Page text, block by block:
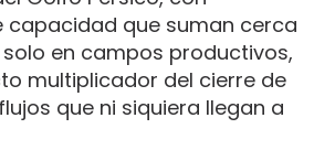
capacidad que suman cerca
solo en campos productivos,
multiplicador del cierre de
que ni siquiera llegan a